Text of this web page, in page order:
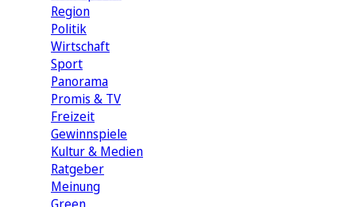
Region
Politik
Wirtschaft
Sport
Panorama
Promis & TV
Freizeit
Gewinnspiele
Kultur & Medien
Ratgeber
Meinung